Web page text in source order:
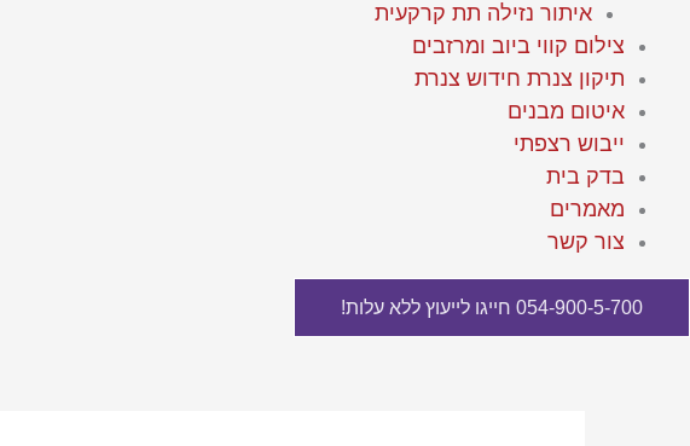
איתור נזילה תת קרקעית
צילום קווי ביוב ומרזבים
תיקון צנרת חידוש צנרת
איטום מבנים
ייבוש רצפתי
בדק בית
מאמרים
צור קשר
054-900-5-700 חייגו לייעוץ ללא עלות!